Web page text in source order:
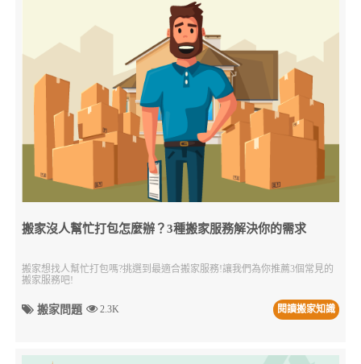
搬家沒人幫忙打包怎麼辦？3種搬家服務解決你的需求
搬家想找人幫忙打包嗎?挑選到最適合搬家服務!讓我們為你推薦3個常見的
搬家服務吧!
搬家問題 2.3K 閱讀搬家知識